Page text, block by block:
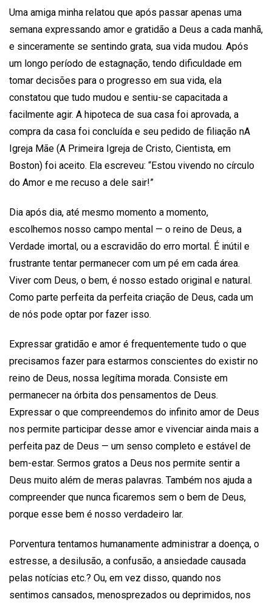
Uma amiga minha relatou que após passar apenas uma
semana expressando amor e gratidão a Deus a cada manhã,
e sinceramente se sentindo grata, sua vida mudou. Após
um longo período de estagnação, tendo dificuldade em
tomar decisões para o progresso em sua vida, ela
constatou que tudo mudou e sentiu-se capacitada a
facilmente agir. A hipoteca de sua casa foi aprovada, a
compra da casa foi concluída e seu pedido de filiação nA
Igreja Mãe (A Primeira Igreja de Cristo, Cientista, em
Boston) foi aceito. Ela escreveu: “Estou vivendo no círculo
do Amor e me recuso a dele sair!”
Dia após dia, até mesmo momento a momento,
escolhemos nosso campo mental — o reino de Deus, a
Verdade imortal, ou a escravidão do erro mortal. É inútil e
frustrante tentar permanecer com um pé em cada área.
Viver com Deus, o bem, é nosso estado original e natural.
Como parte perfeita da perfeita criação de Deus, cada um
de nós pode optar por fazer isso.
Expressar gratidão e amor é frequentemente tudo o que
precisamos fazer para estarmos conscientes do existir no
reino de Deus, nossa legítima morada. Consiste em
permanecer na órbita dos pensamentos de Deus.
Expressar o que compreendemos do infinito amor de Deus
nos permite participar desse amor e vivenciar ainda mais a
perfeita paz de Deus — um senso completo e estável de
bem-estar. Sermos gratos a Deus nos permite sentir a
Deus muito além de meras palavras. Também nos ajuda a
compreender que nunca ficaremos sem o bem de Deus,
porque esse bem é nosso verdadeiro lar.
Porventura tentamos humanamente administrar a doença, o
estresse, a desilusão, a confusão, a ansiedade causada
pelas notícias etc.? Ou, em vez disso, quando nos
sentimos cansados, menosprezados ou deprimidos, nos